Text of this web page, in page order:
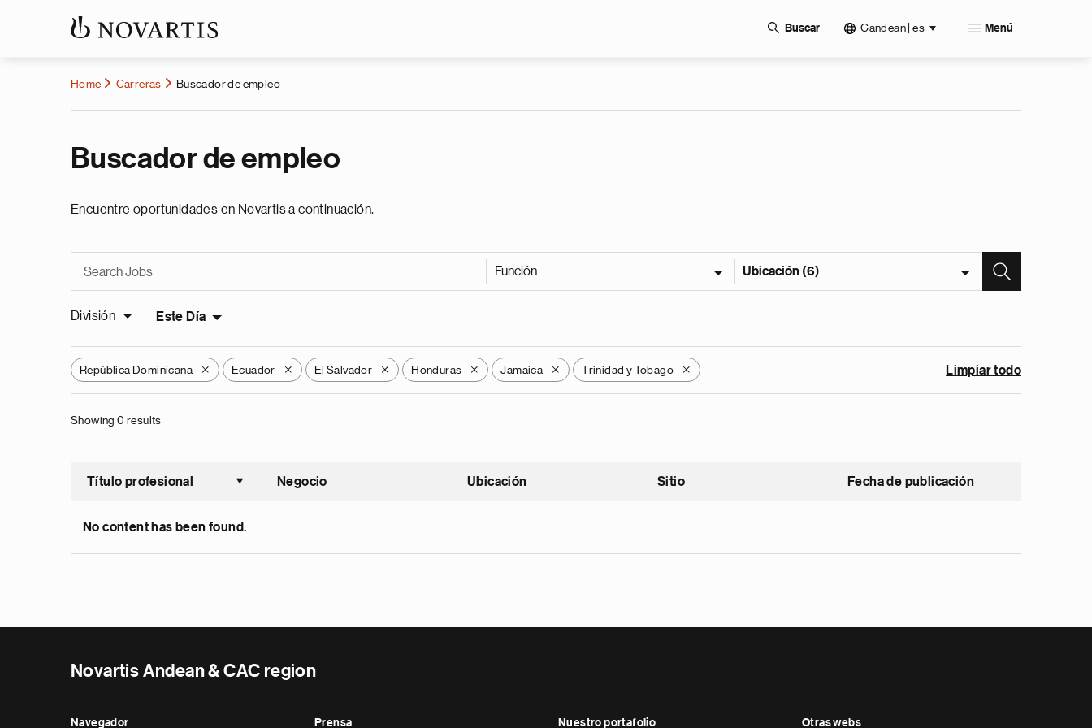
Buscar Candean | es Menú
Home Carreras Buscador de empleo
Buscador de empleo
Encuentre oportunidades en Novartis a continuación.
Función Ubicación (6)
División Este Día
República Dominicana X Ecuador X El Salvador X Honduras X Jamaica X Trinidad y Tobago X Limpiar todo
Showing 0 results
Título profesional
Ordenar ascendente
Negocio Ubicación Sitio Fecha de publicación
No content has been found.
Novartis Andean & CAC region
Navegador Prensa Nuestro portafolio Otras webs